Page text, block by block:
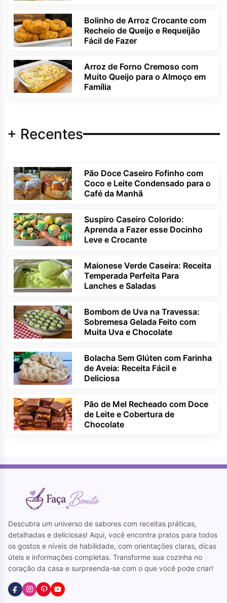
Bolinho de Arroz Crocante com
Recheio de Queijo e Requeijão
Fácil de Fazer
Arroz de Forno Cremoso com
Muito Queijo para o Almoço em
Família
+ Recentes
Pão Doce Caseiro Fofinho com
Coco e Leite Condensado para o
Café da Manhã
Suspiro Caseiro Colorido:
Aprenda a Fazer esse Docinho
Leve e Crocante
Maionese Verde Caseira: Receita
Temperada Perfeita Para
Lanches e Saladas
Bombom de Uva na Travessa:
Sobremesa Gelada Feito com
Muita Uva e Chocolate
Bolacha Sem Glúten com Farinha
de Aveia: Receita Fácil e
Deliciosa
Pão de Mel Recheado com Doce
de Leite e Cobertura de
Chocolate
Descubra um universo de sabores com receitas práticas,
detalhadas e deliciosas! Aqui, você encontra pratos para todos
os gostos e níveis de habilidade, com orientações claras, dicas
úteis e informações completas. Transforme sua cozinha no
coração da casa e surpreenda-se com o que você pode criar!